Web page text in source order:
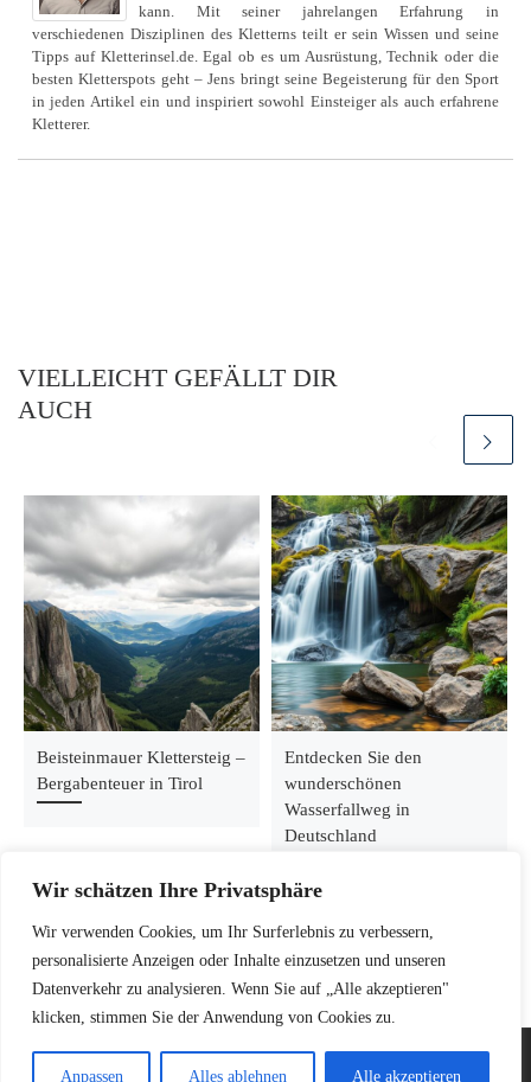
Wir schätzen Ihre Privatsphäre
Wir verwenden Cookies, um Ihr Surferlebnis zu verbessern,
personalisierte Anzeigen oder Inhalte einzusetzen und unseren
Datenverkehr zu analysieren. Wenn Sie auf „Alle akzeptieren"
klicken, stimmen Sie der Anwendung von Cookies zu.
Anpassen Alles ablehnen Alle akzeptieren
kann. Mit seiner jahrelangen Erfahrung in
verschiedenen Disziplinen des Kletterns teilt er sein Wissen und seine
Tipps auf Kletterinsel.de. Egal ob es um Ausrüstung, Technik oder die
besten Kletterspots geht – Jens bringt seine Begeisterung für den Sport
in jeden Artikel ein und inspiriert sowohl Einsteiger als auch erfahrene
Kletterer.
VIELLEICHT GEFÄLLT DIR
AUCH
Beisteinmauer Klettersteig –
Bergabenteuer in Tirol
Entdecken Sie den
wunderschönen
Wasserfallweg in
Deutschland
© 2026
Kletterinsel – Dein Guide für Klettern, Bouldern &